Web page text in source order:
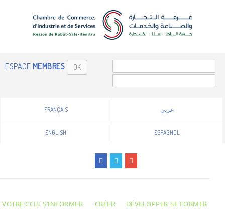
ESPACE MEMBRES OK
FRANÇAIS عربي
ENGLISH ESPAGNOL
VOTRE CCIS S’INFORMER CRÉER DÉVELOPPER SE FORMER